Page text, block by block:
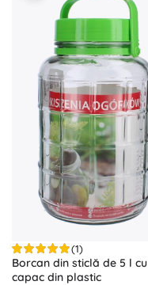
(1)
Borcan din sticlă de 5 l cu
capac din plastic